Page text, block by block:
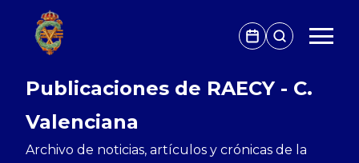
Publicaciones de RAECY - C.
Valenciana
Archivo de noticias, artículos y crónicas de la